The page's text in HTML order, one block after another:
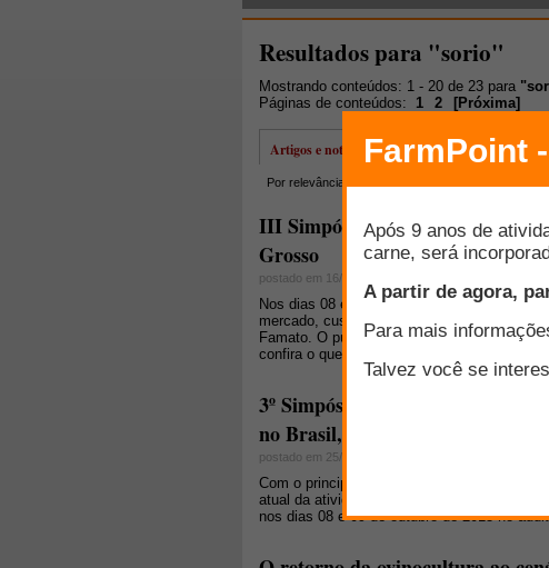
Resultados para "sorio"
Mostrando conteúdos: 1 - 20 de 23 para
Páginas de conteúdos:
1 2 [Próxima]
Artigos e notícias
Por relevância
III Simpósio FarmPoint
Grosso
postado em 16/10/2013
Nos dias 08 e 09 de outubro o FarmPoint
mercado, custos e manejo. O evento foi
Famato. O público foi composto por
confira o que foi discutido e participe
3º Simpósio FarmPoint: André
no Brasil, as oportunidades e as
postado em 25/07/2013
Com o principal objetivo de difundir
atual da atividade no Brasil, o III Simpósio
nos dias 08 e 09 de outubro de 2013 no